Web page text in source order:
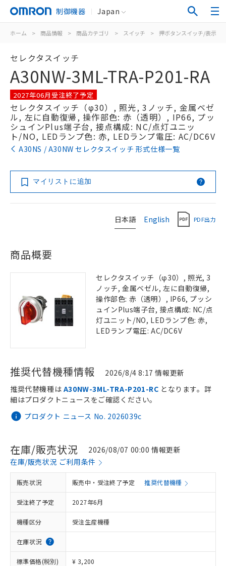
制御機器 Japan
ホーム > 商品情報 > 商品カテゴリ > スイッチ > 押ボタンスイッチ/表示灯
セレクタスイッチ
A30NW-3ML-TRA-P201-RA
2027年06月受注終了予定
セレクタスイッチ（φ30）, 照光, 3ノッチ, 金属ベゼ
ル, 左に自動復帰, 操作部色: 赤（透明）, IP66, プッ
シュインPlus端子台, 接点構成: NC/点灯ユニッ
ト/NO, LEDランプ色: 赤, LEDランプ電圧: AC/DC6V
A30NS / A30NW セレクタスイッチ 形式仕様一覧
マイリストに追加
日本語 English PDF出力
商品概要
セレクタスイッチ（φ30）, 照光, 3
ノッチ, 金属ベゼル, 左に自動復帰,
操作部色: 赤（透明）, IP66, プッシ
ュインPlus端子台, 接点構成: NC/点
灯ユニット/NO, LEDランプ色: 赤,
LEDランプ電圧: AC/DC6V
推奨代替機種情報 2026/8/4 8:17 情報更新
プロダクト ニュース No. 2026039c
推奨代替機種は A30NW-3ML-TRA-P201-RC となります。詳
細はプロダクトニュースをご確認ください。
在庫/販売状況
2026/08/07 00:00 情報更新
在庫/販売状況 ご利用条件
販売状況 販売中・受注終了予定 推奨代替機種
受注終了予定 2027年6月
機種区分 受注生産機種
在庫状況
標準価格(税別) ¥ 3,200